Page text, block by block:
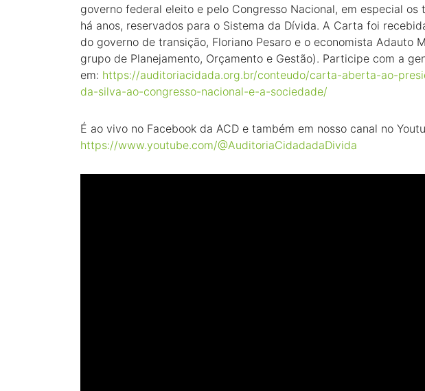
governo federal eleito e pelo Congresso Nacional, em especial os
há anos, reservados para o Sistema da Dívida. A Carta foi
do governo de transição, Floriano Pesaro e o economista Adauto
grupo de Planejamento, Orçamento e Gestão). Participe com a
em: https://auditoriacidada.org.br/conteudo/carta-aberta-ao-
da-silva-ao-congresso-nacional-e-a-sociedade/
É ao vivo no Facebook da ACD e também em nosso canal no
https://www.youtube.com/@AuditoriaCidadadaDivida